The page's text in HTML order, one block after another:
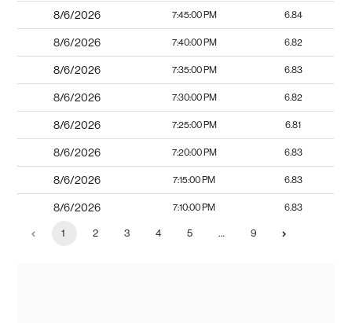
8/6/2026 7:45:00 PM 6.84
8/6/2026 7:40:00 PM 6.82
8/6/2026 7:35:00 PM 6.83
8/6/2026 7:30:00 PM 6.82
8/6/2026 7:25:00 PM 6.81
8/6/2026 7:20:00 PM 6.83
8/6/2026 7:15:00 PM 6.83
8/6/2026 7:10:00 PM 6.83
1 2 3 4 5 … 9